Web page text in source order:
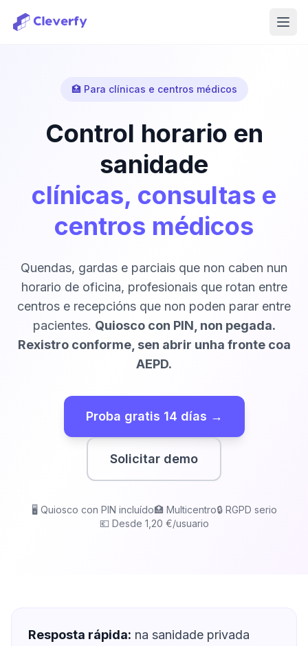
Iniciar sesión
Próbao gratis
🏥 Para clínicas e centros médicos
Control horario en
sanidade
clínicas, consultas e
centros médicos
Quendas, gardas e parciais que non caben nun
horario de oficina, profesionais que rotan entre
centros e recepcións que non poden parar entre
pacientes. Quiosco con PIN, non pegada.
Rexistro conforme, sen abrir unha fronte coa
AEPD.
Proba gratis 14 días →
Solicitar demo
🖥️ Quiosco con PIN incluído🏥 Multicentro🔒 RGPD serio
💶 Desde 1,20 €/usuario
Resposta rápida: na sanidade privada